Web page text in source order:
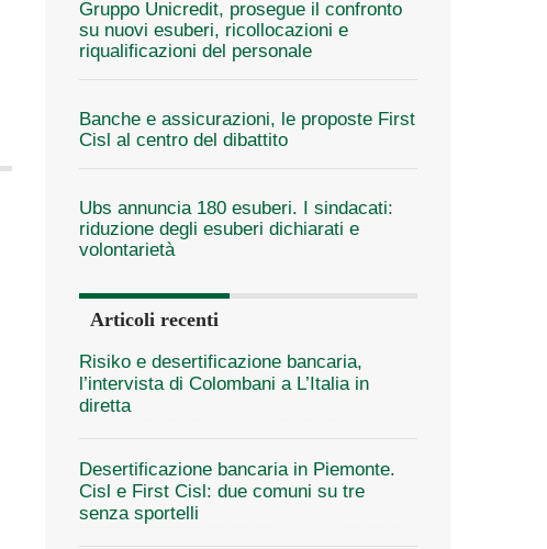
Gruppo Unicredit, prosegue il confronto
su nuovi esuberi, ricollocazioni e
riqualificazioni del personale
Banche e assicurazioni, le proposte First
Cisl al centro del dibattito
Ubs annuncia 180 esuberi. I sindacati:
riduzione degli esuberi dichiarati e
volontarietà
Articoli recenti
Risiko e desertificazione bancaria,
l’intervista di Colombani a L’Italia in
diretta
Desertificazione bancaria in Piemonte.
Cisl e First Cisl: due comuni su tre
senza sportelli